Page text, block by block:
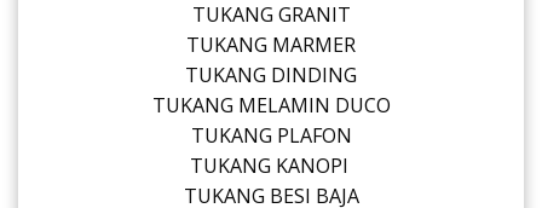
TUKANG GRANIT
TUKANG MARMER
TUKANG DINDING
TUKANG MELAMIN DUCO
TUKANG PLAFON
TUKANG KANOPI
TUKANG BESI BAJA